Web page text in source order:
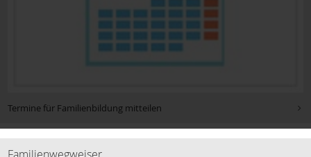
Termine für Familienbildung mitteilen
Familienwegweiser